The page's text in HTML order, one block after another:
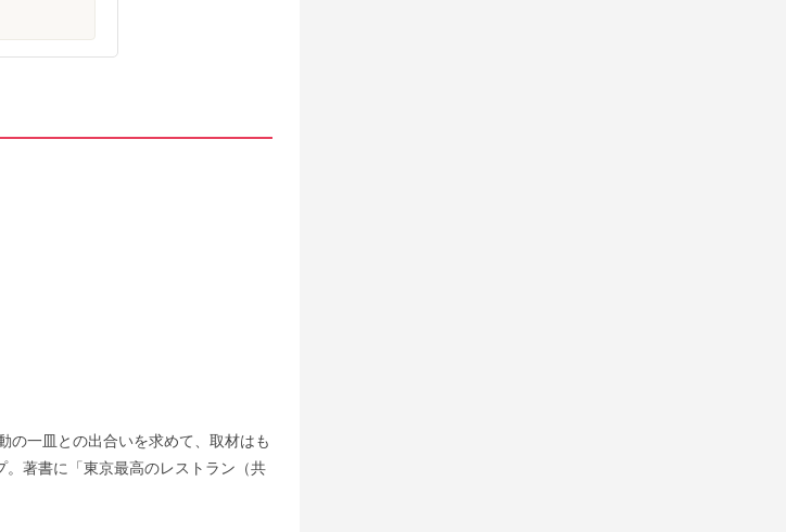
の一皿との出合いを求めて、取材はも
著書に「東京最高のレストラン（共